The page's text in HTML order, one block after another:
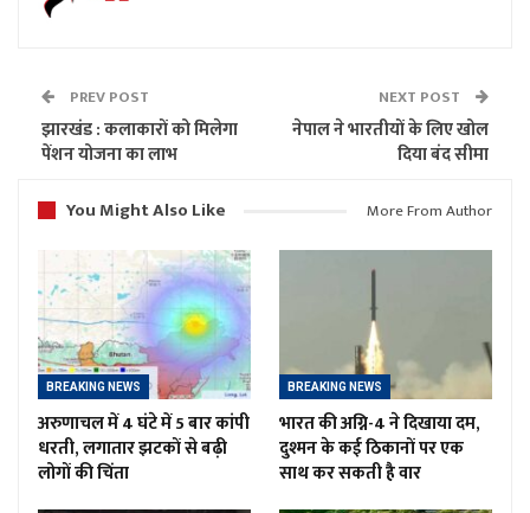
PREV POST
झारखंड : कलाकारों को मिलेगा
पेंशन योजना का लाभ
NEXT POST
नेपाल ने भारतीयों के लिए खोल
दिया बंद सीमा
You Might Also Like
More From Author
BREAKING NEWS
अरुणाचल में 4 घंटे में 5 बार कांपी
धरती, लगातार झटकों से बढ़ी
लोगों की चिंता
BREAKING NEWS
भारत की अग्नि-4 ने दिखाया दम,
दुश्मन के कई ठिकानों पर एक
साथ कर सकती है वार